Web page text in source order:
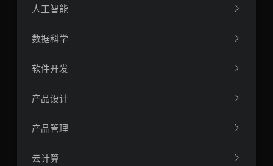
人工智能
数据科学
软件开发
产品设计
产品管理
云计算